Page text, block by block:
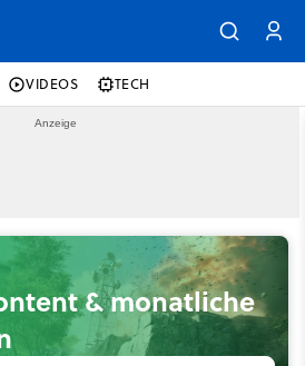
VIDEOS TECH
& monatliche